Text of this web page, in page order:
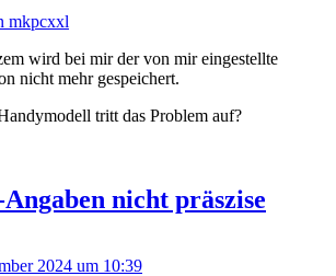
mkpcxxl
wird bei mir der von mir eingestellte
nicht mehr gespeichert.
tritt das Problem auf?
nicht präszise
2024 um 10:39